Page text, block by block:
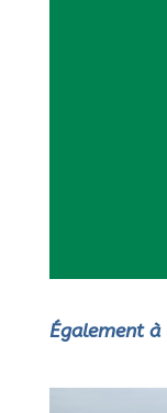
Également à